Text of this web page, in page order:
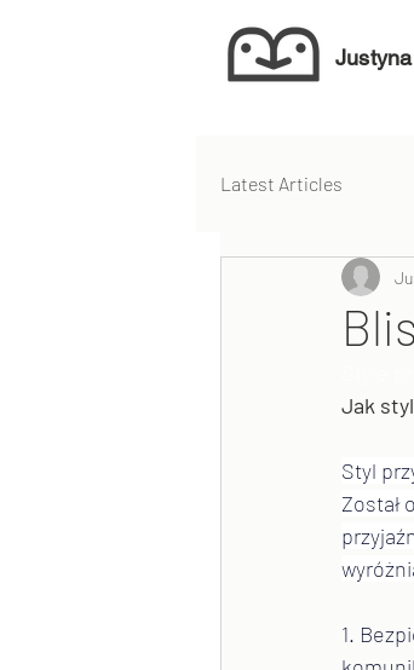
Justyna
Latest Articles
Jak
Styl
Został
1.